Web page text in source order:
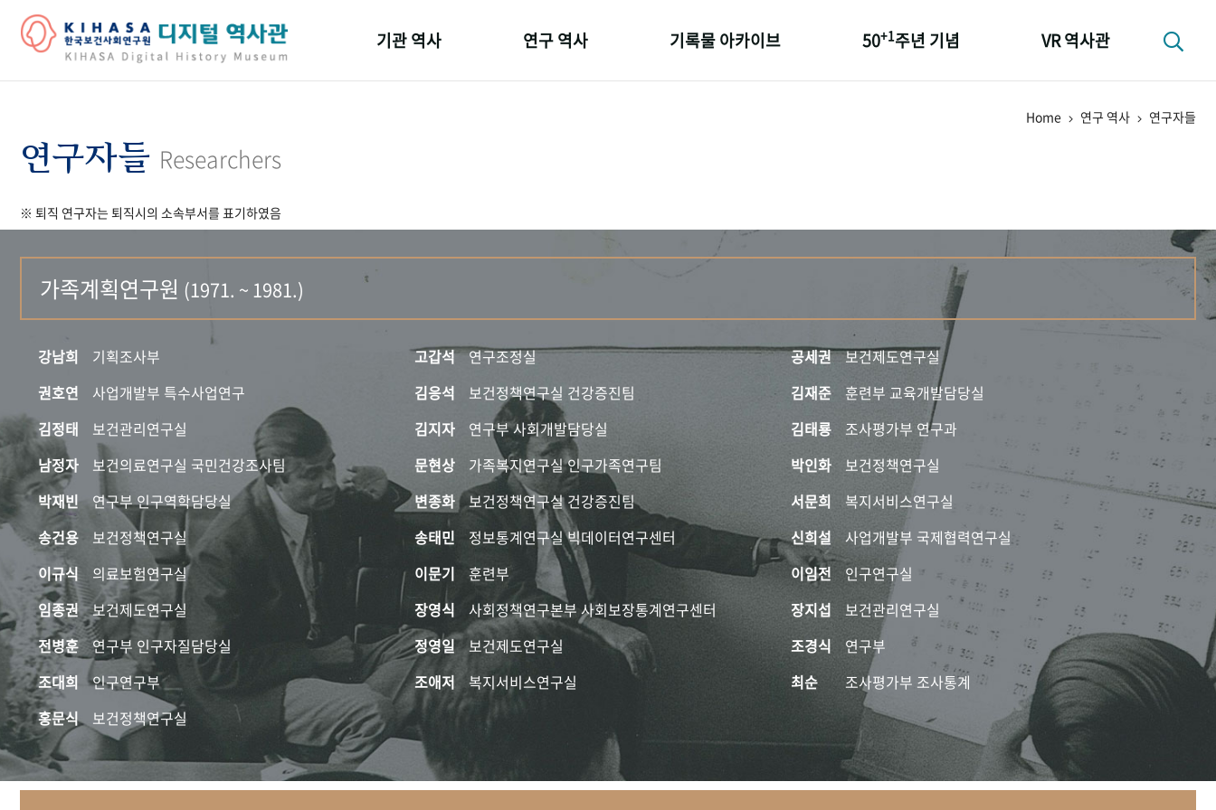
기관 역사 연구 역사 기록물 아카이브 50+1주년 기념 VR 역사관
Home 연구 역사 연구자들
연구자들 Researchers
※ 퇴직 연구자는 퇴직시의 소속부서를 표기하였음
가족계획연구원 (1971. ~ 1981.)
강남희 기획조사부 고갑석 연구조정실 공세권
보건제도연구실
권호연
사업개발부 특수사업연구 김응석 보건정책연구실 건강증진팀 김재준
훈련부 교육개발담당실
김정태
보건관리연구실 김지자 연구부 사회개발담당실 김태룡
조사평가부 연구과
남정자
보건의료연구실 국민건강조사팀 문현상 가족복지연구실 인구가족연구팀 박인화
보건정책연구실
박재빈
연구부 인구역학담당실 변종화 보건정책연구실 건강증진팀 서문희
복지서비스연구실
송건용
보건정책연구실 송태민 정보통계연구실 빅데이터연구센터 신희설
사업개발부 국제협력연구실
이규식
의료보험연구실 이문기 훈련부 이임전
인구연구실
임종권
보건제도연구실 장영식 사회정책연구본부 사회보장통계연구센터 장지섭
보건관리연구실
전병훈
연구부 인구자질담당실 정영일 보건제도연구실 조경식
연구부
조대희
인구연구부 조애저 복지서비스연구실 최순
조사평가부 조사통계
홍문식
보건정책연구실